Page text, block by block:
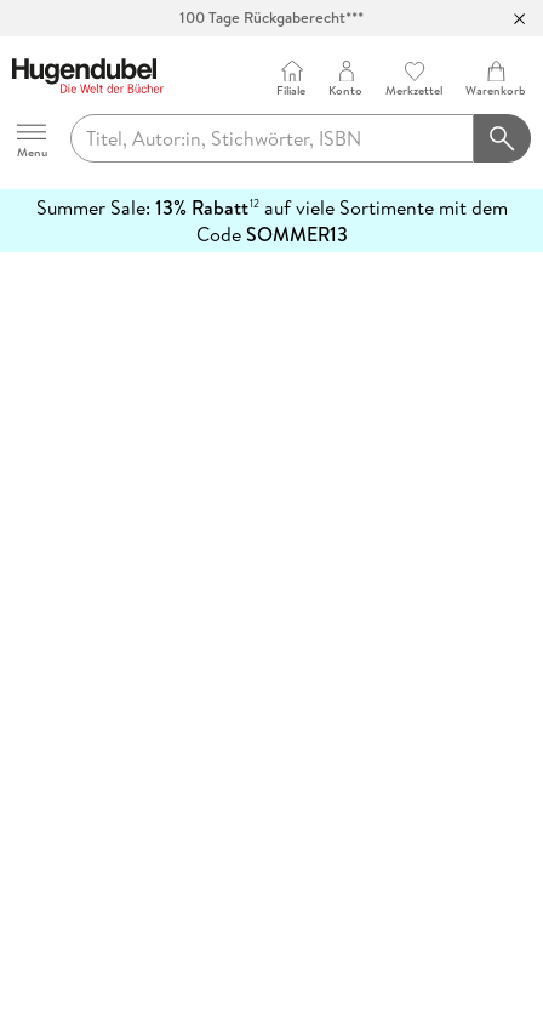
100 Tage Rückgaberecht***
Hugendubel
Menu
Filiale Konto Merkzettel Warenkorb
Summer Sale: 13% Rabatt12auf viele Sortimente mit dem
CodeSOMMER13
erfahren